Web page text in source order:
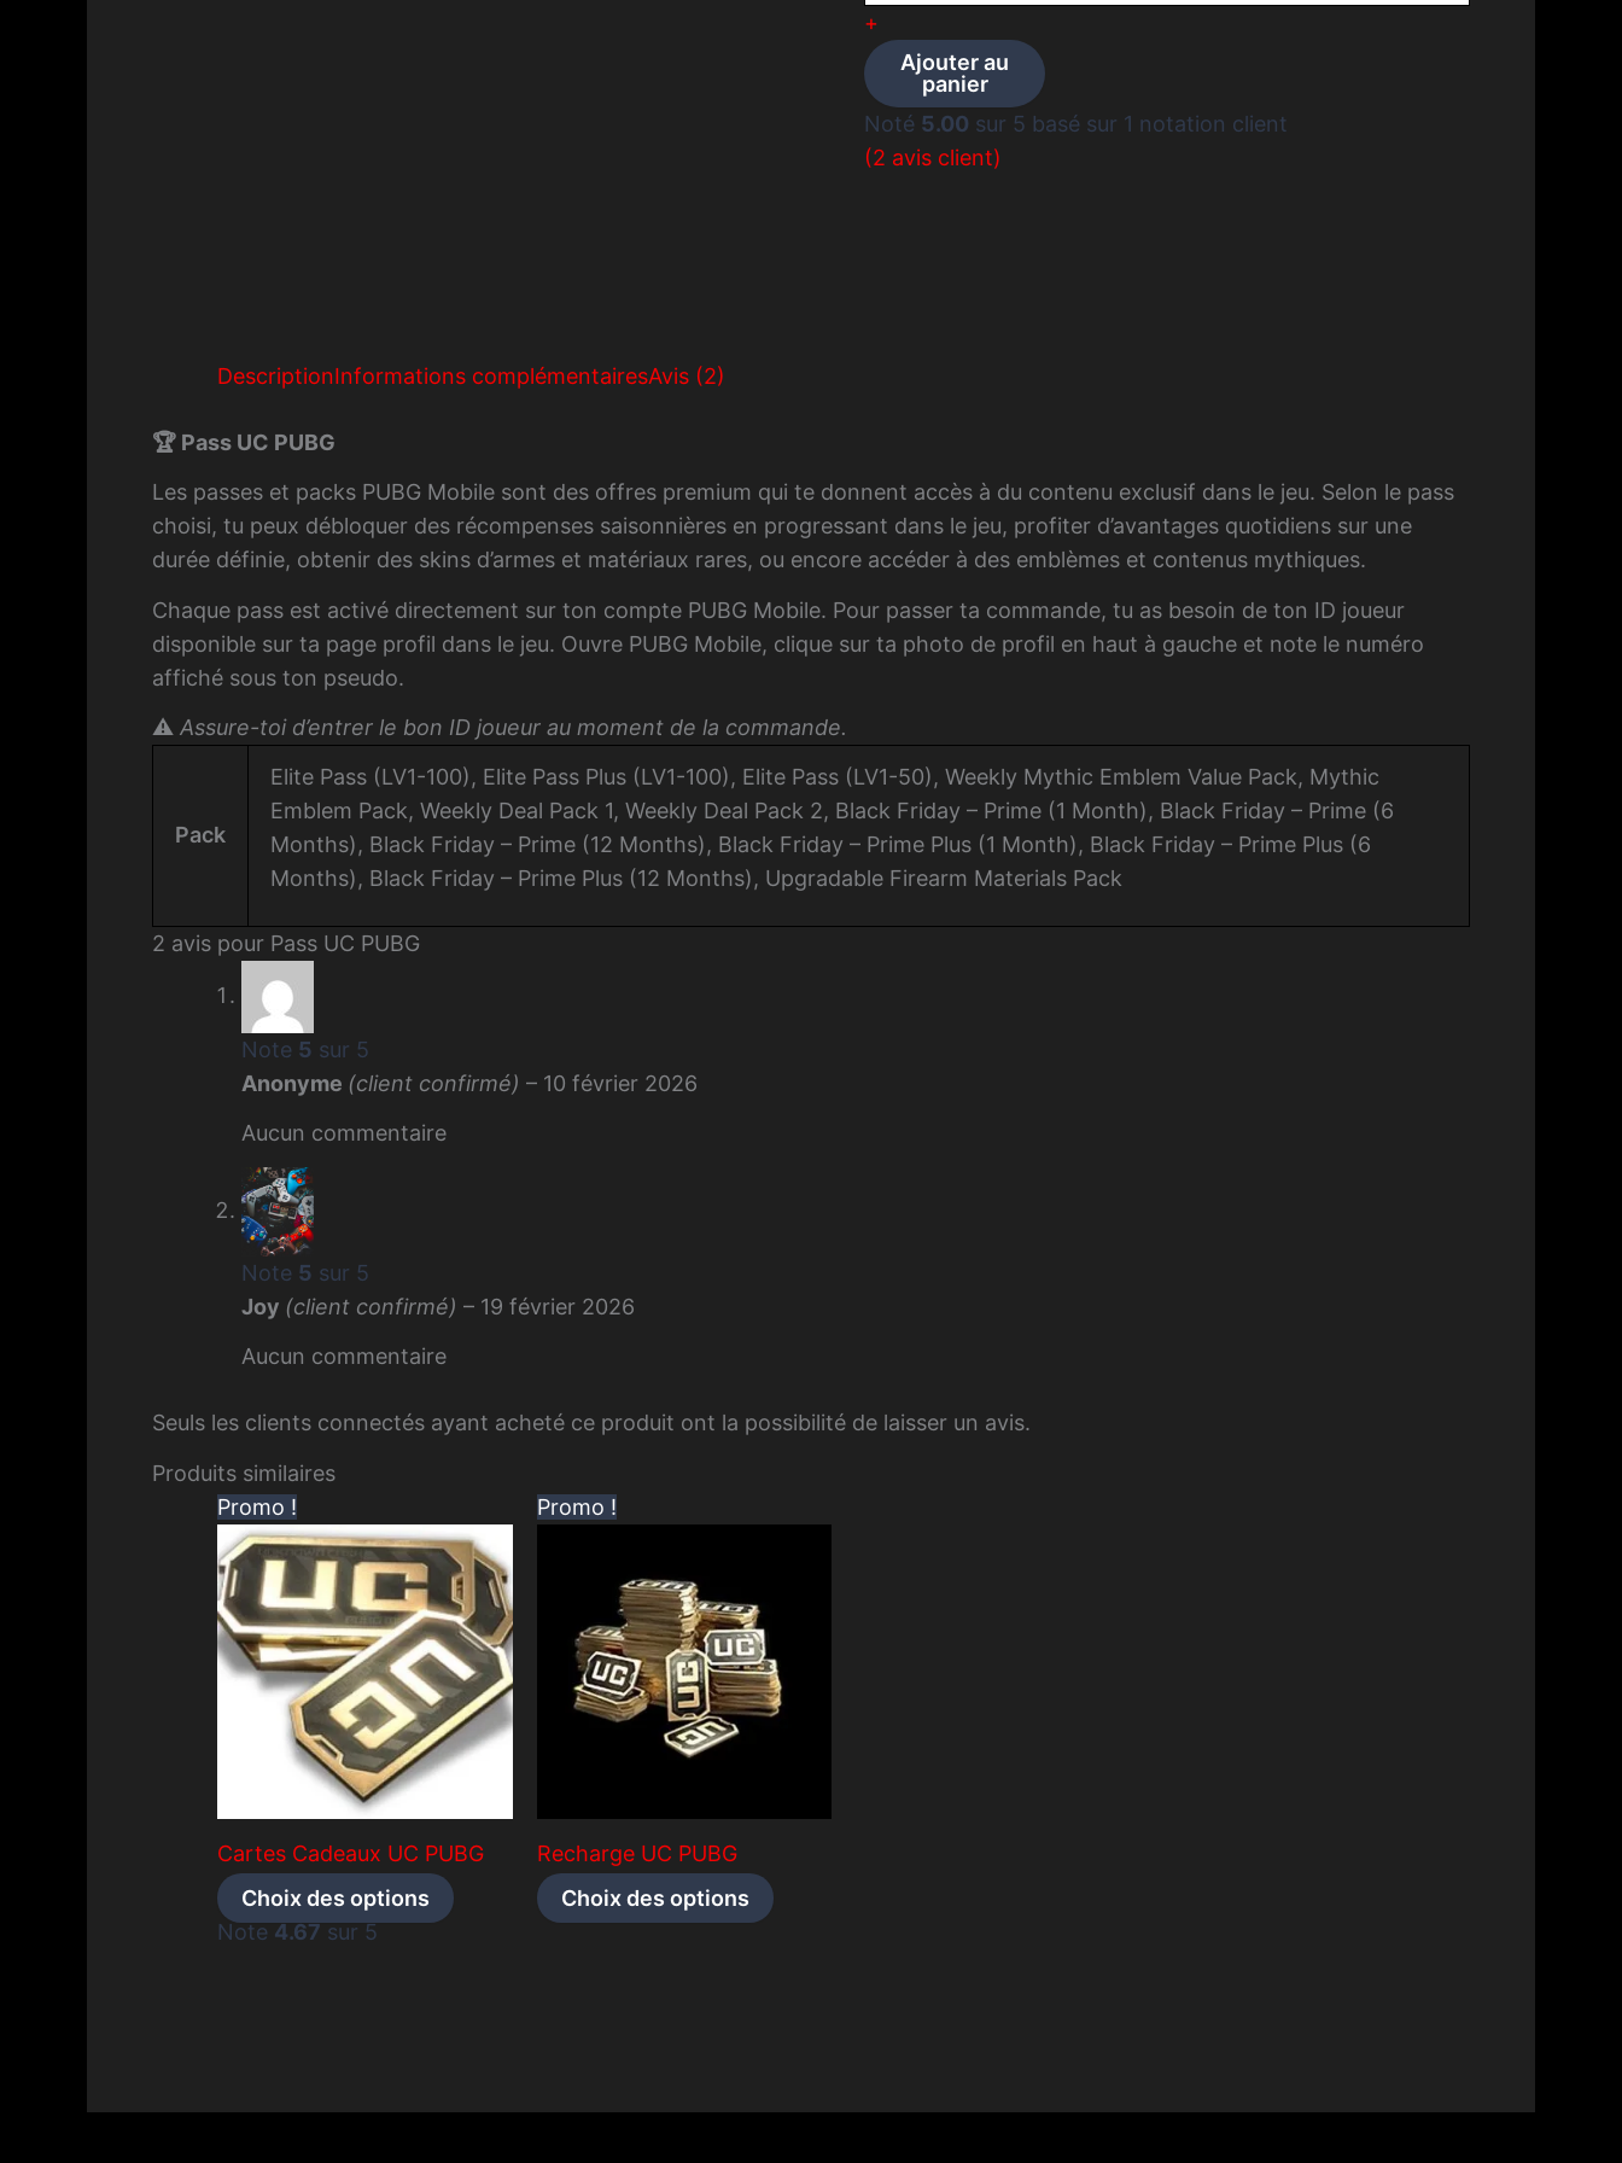
UC
PUBG
+
Ajouter au
panier
Noté 5.00 sur 5 basé sur 1 notation client
(2 avis client)
DescriptionInformations complémentairesAvis (2)
🏆 Pass UC PUBG
Les passes et packs PUBG Mobile sont des offres premium qui te donnent accès à du contenu exclusif dans le jeu. Selon le pass
choisi, tu peux débloquer des récompenses saisonnières en progressant dans le jeu, profiter d’avantages quotidiens sur une
durée définie, obtenir des skins d’armes et matériaux rares, ou encore accéder à des emblèmes et contenus mythiques.
Chaque pass est activé directement sur ton compte PUBG Mobile. Pour passer ta commande, tu as besoin de ton ID joueur
disponible sur ta page profil dans le jeu. Ouvre PUBG Mobile, clique sur ta photo de profil en haut à gauche et note le numéro
affiché sous ton pseudo.
⚠️ Assure-toi d’entrer le bon ID joueur au moment de la commande.
Pack
Elite Pass (LV1-100), Elite Pass Plus (LV1-100), Elite Pass (LV1-50), Weekly Mythic Emblem Value Pack, Mythic
Emblem Pack, Weekly Deal Pack 1, Weekly Deal Pack 2, Black Friday – Prime (1 Month), Black Friday – Prime (6
Months), Black Friday – Prime (12 Months), Black Friday – Prime Plus (1 Month), Black Friday – Prime Plus (6
Months), Black Friday – Prime Plus (12 Months), Upgradable Firearm Materials Pack
2 avis pour Pass UC PUBG
Note 5 sur 5
Anonyme (client confirmé) – 10 février 2026
Aucun commentaire
Note 5 sur 5
Joy (client confirmé) – 19 février 2026
Aucun commentaire
Seuls les clients connectés ayant acheté ce produit ont la possibilité de laisser un avis.
Produits similaires
Promo !
Cartes Cadeaux UC PUBG
Choix des options
Ce
Note4.67sur 5
Promo !
Recharge UC PUBG
Choix des options
Ce